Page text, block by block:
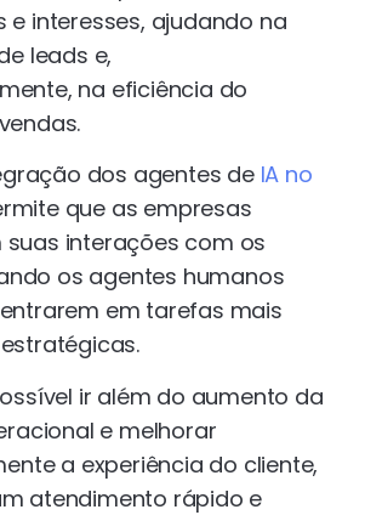
e interesses, ajudando na
leads e,
na eficiência do
dos agentes de IA no
que as empresas
interações com os
os agentes humanos
em tarefas mais
ir além do aumento da
e melhorar
a experiência do cliente,
atendimento rápido e